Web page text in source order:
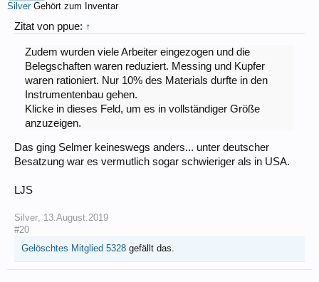
Silver Gehört zum Inventar
Zitat von ppue: ↑
Zudem wurden viele Arbeiter eingezogen und die
Belegschaften waren reduziert. Messing und Kupfer
waren rationiert. Nur 10% des Materials durfte in den
Instrumentenbau gehen.
Klicke in dieses Feld, um es in vollständiger Größe
anzuzeigen.
Das ging Selmer keineswegs anders... unter deutscher
Besatzung war es vermutlich sogar schwieriger als in USA.
LJS
Silver, 13.August.2019
#20
Gelöschtes Mitglied 5328 gefällt das.